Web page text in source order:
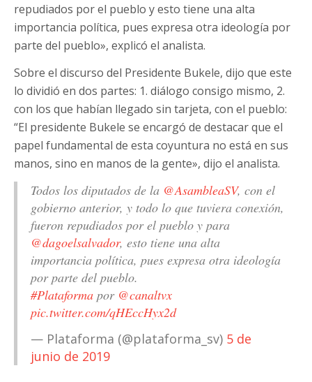
repudiados por el pueblo y esto tiene una alta
importancia política, pues expresa otra ideología por
parte del pueblo», explicó el analista.
Sobre el discurso del Presidente Bukele, dijo que este
lo dividió en dos partes: 1. diálogo consigo mismo, 2.
con los que habían llegado sin tarjeta, con el pueblo:
“El presidente Bukele se encargó de destacar que el
papel fundamental de esta coyuntura no está en sus
manos, sino en manos de la gente», dijo el analista.
Todos los diputados de la @AsambleaSV, con el
gobierno anterior, y todo lo que tuviera conexión,
fueron repudiados por el pueblo y para
@dagoelsalvador, esto tiene una alta
importancia política, pues expresa otra ideología
por parte del pueblo.
#Plataforma por @canaltvx
pic.twitter.com/qHEccHyx2d
— Plataforma (@plataforma_sv) 5 de
junio de 2019